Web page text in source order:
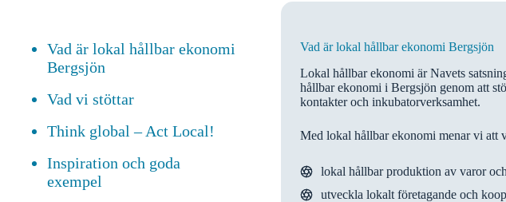
Vad är lokal hållbar ekonomi
Bergsjön
Vad vi stöttar
Think global – Act Local!
Inspiration och goda
exempel
Vad är lokal hållbar ekonomi Bergsjön
Lokal hållbar ekonomi är Navets
hållbar ekonomi i Bergsjön genom att
kontakter och inkubatorverksamhet.
Med lokal hållbar ekonomi menar vi att
lokal hållbar produktion av varor
utveckla lokalt företagande och